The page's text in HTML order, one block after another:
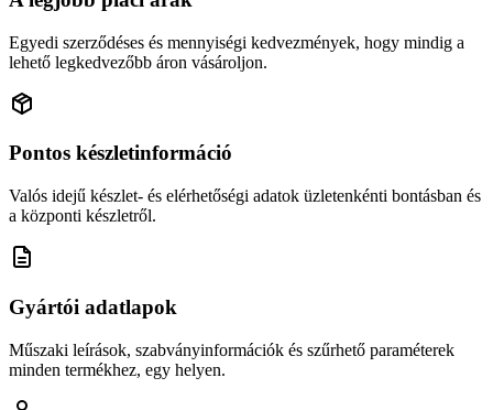
Egyedi szerződéses és mennyiségi kedvezmények, hogy mindig a
lehető legkedvezőbb áron vásároljon.
Pontos készletinformáció
Valós idejű készlet- és elérhetőségi adatok üzletenkénti bontásban és
a központi készletről.
Gyártói adatlapok
Műszaki leírások, szabványinformációk és szűrhető paraméterek
minden termékhez, egy helyen.